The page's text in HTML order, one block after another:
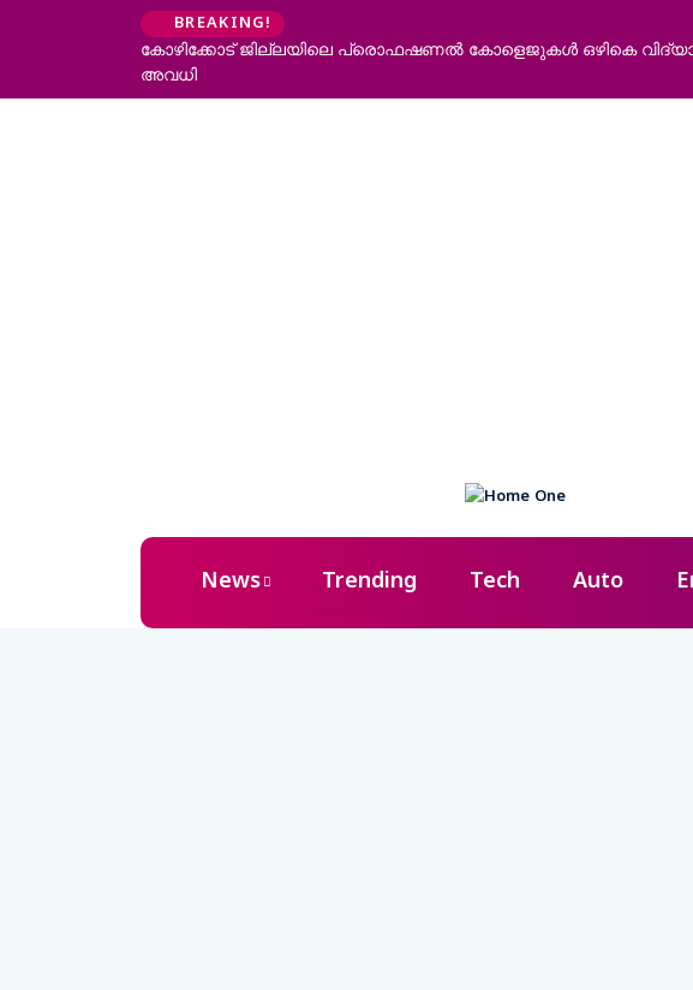
BREAKING!
കോഴിക്കോട് ജില്ലയിലെ പ്രൊഫഷണൽ കോളെജുകൾ ഒഴികെ
അവധി
News Trending Tech Auto